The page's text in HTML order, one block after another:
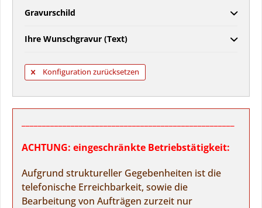
Gravurschild
Ihre Wunschgravur (Text)
Konfiguration zurücksetzen
ACHTUNG: eingeschränkte Betriebstätigkeit:
Aufgrund struktureller Gegebenheiten ist die
telefonische Erreichbarkeit, sowie die
Bearbeitung von Aufträgen zurzeit nur